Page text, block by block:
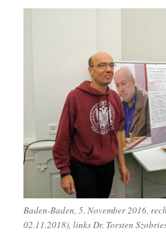
Baden-Baden, 5. November 2016,
02.11.2018), links Dr. Torsten